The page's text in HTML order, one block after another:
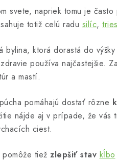
svete, napriek tomu je
totiž celú radu silíc,
bylina, ktorá dorastá do
používa najčastejšie.
a mastí.
pomáhajú dostať rôzne
nájde aj v prípade, že
ciest.
tiež zlepšiť stav kĺbo